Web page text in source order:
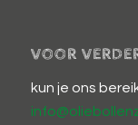
VOOR
kun je ons